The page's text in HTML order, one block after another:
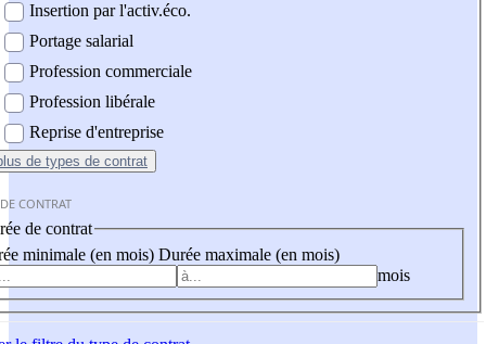
Insertion par l'activ.éco.
Portage salarial
Profession commerciale
Profession libérale
Reprise d'entreprise
de types de contrat
CONTRAT
de contrat
minimale (en mois) Durée maximale (en mois)
mois